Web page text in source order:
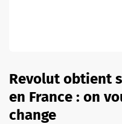
Revolut obtient
en France : on
change